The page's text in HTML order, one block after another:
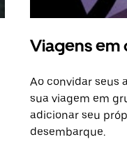
Viagens em
Ao convidar seus
sua viagem em
adicionar seu
desembarque.